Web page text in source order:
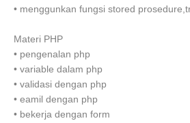
• menggunkan fungsi stored
Materi PHP
• pengenalan php
• variable dalam php
• validasi dengan php
• eamil dengan php
• bekerja dengan form